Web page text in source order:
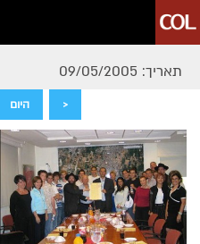
תאריך: 09/05/2005
< היום